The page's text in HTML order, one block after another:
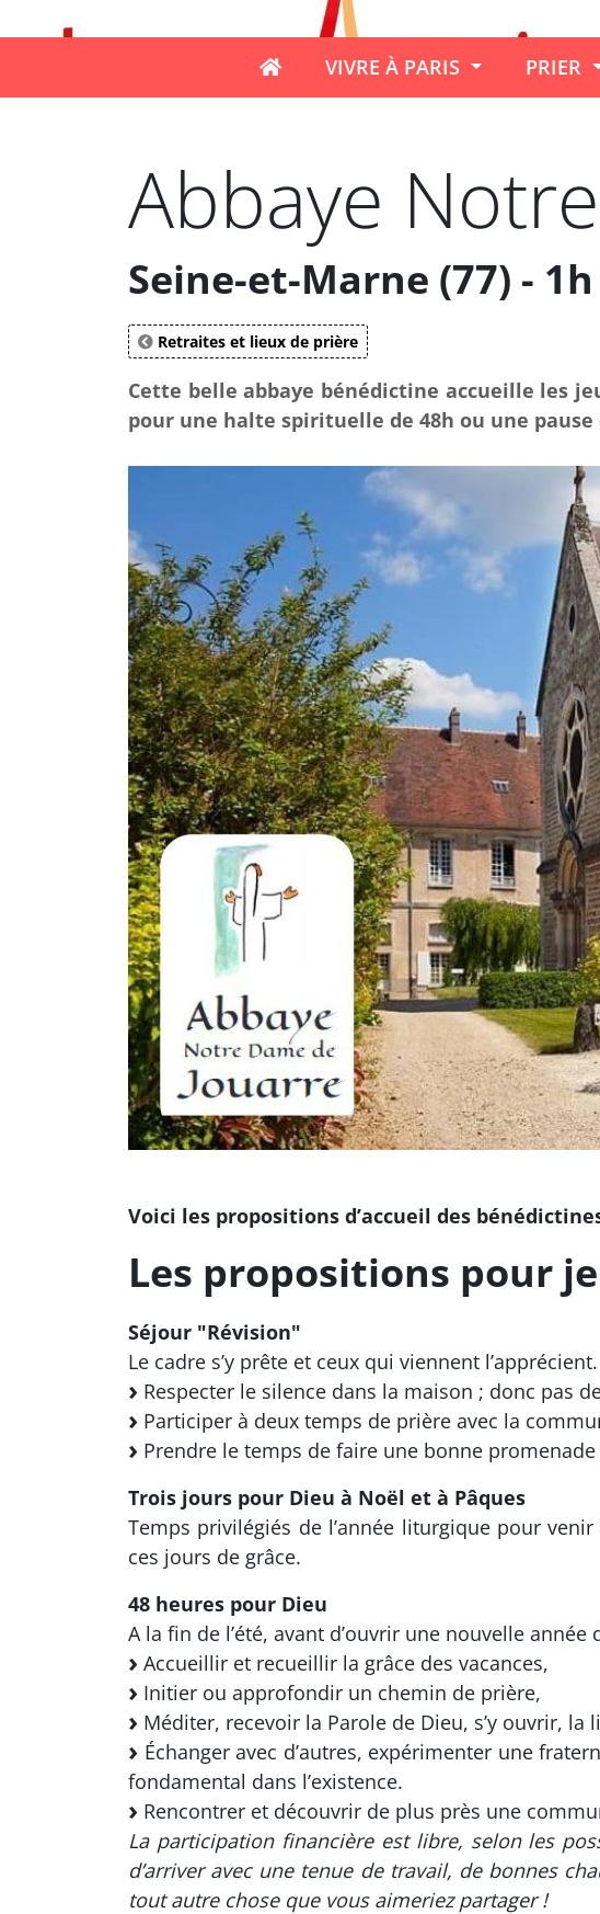
VIVRE À PARIS PRIER
Abbaye
Seine-et-Marne (77) -
Retraites et lieux de prière
Cette belle abbaye bénédictine accueille les
pour une halte spirituelle de 48h ou une pause
Voici les propositions d’accueil des
Les propositions pour
Séjour "Révision"
Le cadre s’y prête et ceux qui viennent
Respecter le silence dans la maison ; donc pas
Participer à deux temps de prière avec la
Prendre le temps de faire une bonne
Trois jours pour Dieu à Noël et à Pâques
Temps privilégiés de l’année liturgique pour
ces jours de grâce.
48 heures pour Dieu
A la fin de l’été, avant d’ouvrir une nouvelle
Accueillir et recueillir la grâce des vacances,
Initier ou approfondir un chemin de prière,
Méditer, recevoir la Parole de Dieu, s’y ouvrir,
Échanger avec d’autres, expérimenter une
fondamental dans l’existence.
Rencontrer et découvrir de plus près une
La participation financière est libre, selon les
d’arriver avec une tenue de travail, de bonnes
tout autre chose que vous aimeriez partager !